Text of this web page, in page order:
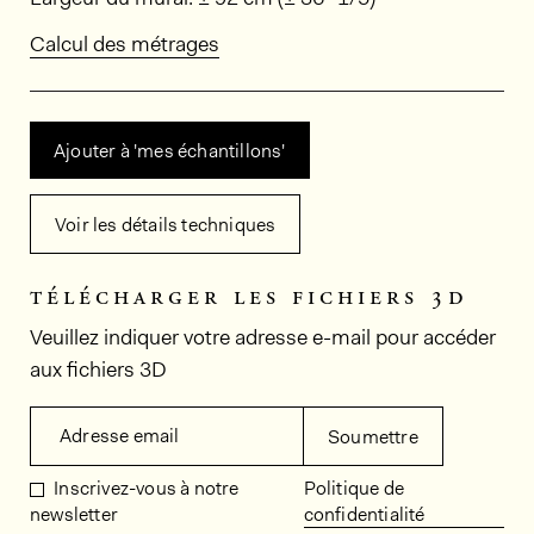
Calcul des métrages
Ajouter à 'mes échantillons'
Voir les détails techniques
télécharger les fichiers 3d
Veuillez indiquer votre adresse e-mail pour accéder
aux fichiers 3D
Adresse email Soumettre
Inscrivez-vous à notre
newsletter
Politique de
confidentialité